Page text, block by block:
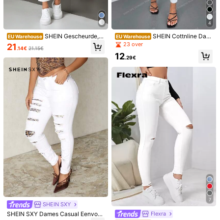
Verzenden naar Belgium
Gratis verzending(Bestelling ≥ 19.00€)
Geschatte levertijd:4-9 werkdagen
30-daagse gratis retournering
Veilige betalingen · Privacybescherming
Verkocht en verzonden door professionele handelaar: SHEIN
Informatie en verplichtingen van de verkoper
klik hier om deze verkoper en/of product te rapporteren.
Model draagt:
W26 L32
Lengte:
164.0 Boezem:94.0 Taille: 69.0 Heupen:
Productdetails
Materiaal:
Denim
Samenstelling:
98% Katoen, 2% Elastaan
Bekijk meer
EU Warehouse SHEIN Gescheurde, t
aps toelopende casual jeans voor d
ames
21 .14€ 21.15€
SHEIN SXY
SHEIN SXY Dames Casual Eenvou
4
EU Warehouse SHEIN Cottnline Dam
es Gescheurde Slank Jeans
23 over
12.29€
7
Flexra